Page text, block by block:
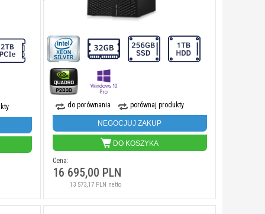
do porównania porównaj produkty
NEGOCJUJ ZAKUP
DO KOSZYKA
Cena:
16 695,00 PLN
13 573,17 PLN netto